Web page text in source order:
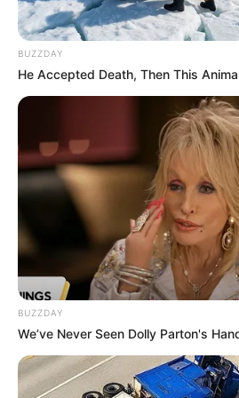
ΑΠΟΨΕΙΣ ΡΟΗ ΤΩΝ ΑΡΘΡΩΝ
ΑΛΛΑΓΗ ΔΙΑΘΕΣΗΣ ΚΑΙ
ΠΡΟΒΛΗΜΑΤΙΣΜΟΥΣ
ΜΕΛΛΟΝ ΜΑΣ!
ΑΛΛΑΓΗ ΔΙΑΘΕΣΗΣ ΚΑΙ ΞΕΚΙΝΗΜΑ
ΟΥΣΙΑΣ ΓΙΑ ΤΟ ΜΕΛΛΟΝ ΜΑΣ!!!!!!
«πραγματικότητα»… Σήμερα όπως
κανείς δεν τολμάει να το...
BUZZDAY
He Accepted Death, Then This
BUZZDAY
We’ve Never Seen Dolly Parton's